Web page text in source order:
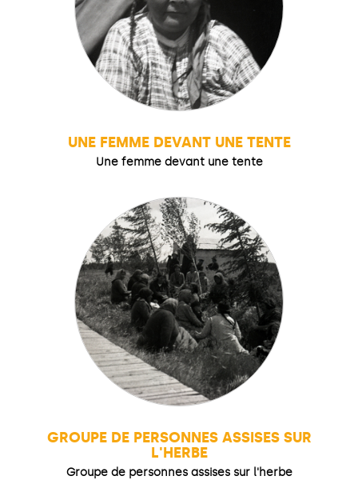
UNE FEMME DEVANT UNE TENTE
Une femme devant une tente
GROUPE DE PERSONNES ASSISES SUR
L'HERBE
Groupe de personnes assises sur l'herbe